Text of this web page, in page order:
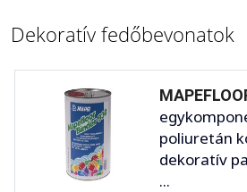
Dekoratív fedőbevonatok
poliuretán
dekoratív
...